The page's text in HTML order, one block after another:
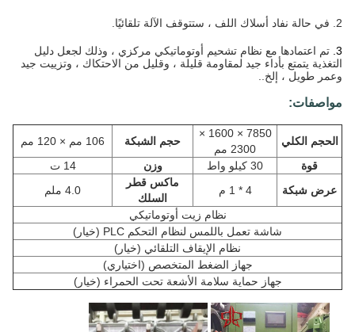
تم اعتمادها مع نظام تشحيم أوتوماتيكي مركزي ، وذلك لجعل دليل
التغذية يتمتع بأداء جيد لمقاومة قليلة ، وقليل من الاحتكاك ، وتزييت جيد
وعمر طويل ، إلخ..
مواصفات:
الحجم الكلي
7850 × 1600 ×
2300 مم
حجم الشبكة
106 مم × 120 مم
قوة
30 كيلو واط وزن
14 ت
عرض شبكة
4 * 1 م
ماكس قطر
السلك
4.0 ملم
نظام زيت أوتوماتيكي
شاشة تعمل باللمس لنظام التحكم PLC (خيار)
نظام الإيقاف التلقائي (خيار)
جهاز الضغط المتخصص (اختياري)
جهاز حماية سلامة الأشعة تحت الحمراء (خيار)